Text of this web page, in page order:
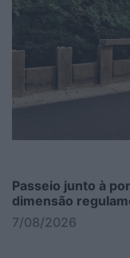
Passeio junto à
dimensão
7/08/2026